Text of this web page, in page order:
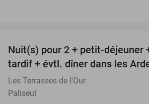
Nuit(s) pour 2 + petit-déjeuner
tardif + évtl. dîner dans les
Les Terrasses de l'Our
Paliseul